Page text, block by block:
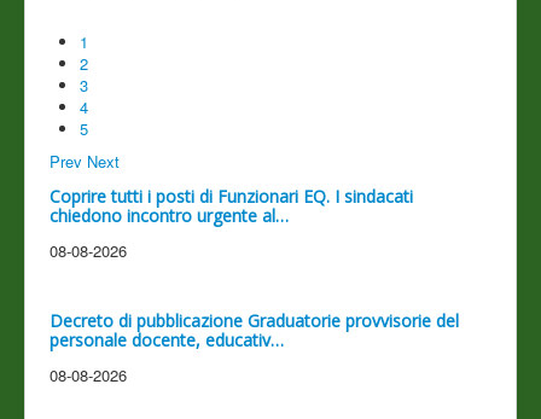
1
2
3
4
5
Prev Next
Coprire tutti i posti di Funzionari EQ. I sindacati
chiedono incontro urgente al…
08-08-2026
Decreto di pubblicazione Graduatorie provvisorie del
personale docente, educativ…
08-08-2026